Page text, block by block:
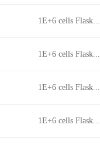
1E+6 cells Flask...
1E+6 cells Flask...
1E+6 cells Flask...
1E+6 cells Flask...